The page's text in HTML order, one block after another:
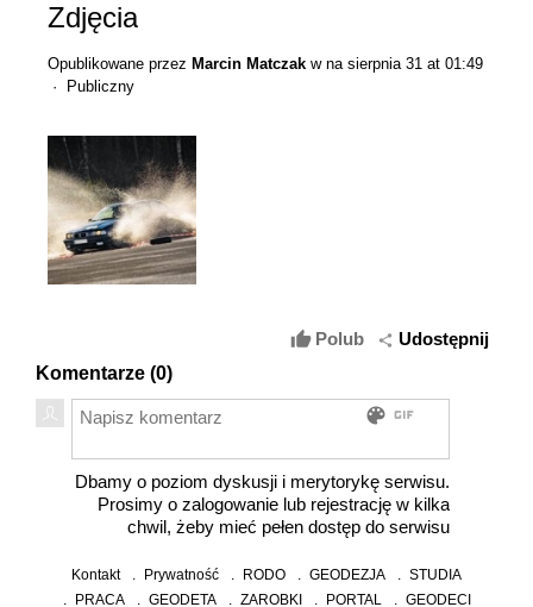
Zdjęcia
Opublikowane przez Marcin Matczak w na sierpnia 31 at 01:49
· Publiczny
thumb_up Polub share Udostępnij
Komentarze (0)
gif
color_lens
Dbamy o poziom dyskusji i merytorykę serwisu.
Prosimy o zalogowanie lub rejestrację w kilka
chwil, żeby mieć pełen dostęp do serwisu
Kontakt Prywatność RODO GEODEZJA
STUDIA
PRACA
GEODETA ZAROBKI PORTAL GEODECI